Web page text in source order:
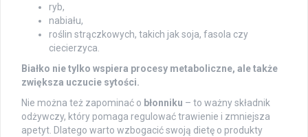
ryb,
nabiału,
roślin strączkowych, takich jak soja, fasola czy
ciecierzyca.
Białko nie tylko wspiera procesy metaboliczne, ale także
zwiększa uczucie sytości.
Nie można też zapominać o błonniku – to ważny składnik
odżywczy, który pomaga regulować trawienie i zmniejsza
apetyt. Dlatego warto wzbogacić swoją dietę o produkty